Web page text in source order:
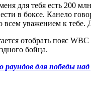
для тебя есть 200
в боксе. Канело
уважением к тебе.
отобрать пояс
бойца.
раундов для победы